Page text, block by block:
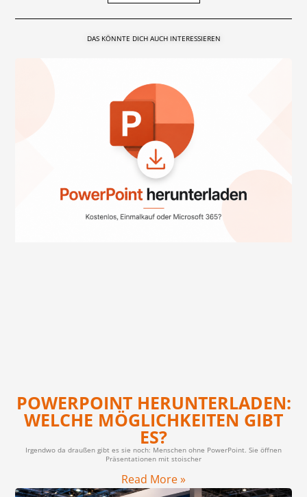
DAS KÖNNTE DICH AUCH INTERESSIEREN
POWERPOINT HERUNTERLADEN:
WELCHE MÖGLICHKEITEN GIBT
ES?
Irgendwo da draußen gibt es sie noch: Menschen ohne PowerPoint. Sie öffnen
Präsentationen mit stoischer
Read More »